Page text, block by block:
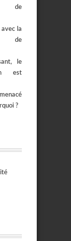
de
la
de
le
est
?